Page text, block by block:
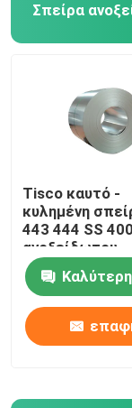
Σπείρα
Tisco καυτό -
κυλημένη
443 444 SS
ανοξείδωτου